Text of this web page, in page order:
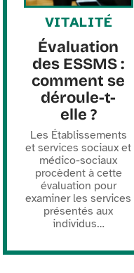
VITALITÉ
Évaluation
des ESSMS :
comment se
déroule-t-
elle ?
Les Établissements
et services sociaux et
médico-sociaux
procèdent à cette
évaluation pour
examiner les services
présentés aux
individus…